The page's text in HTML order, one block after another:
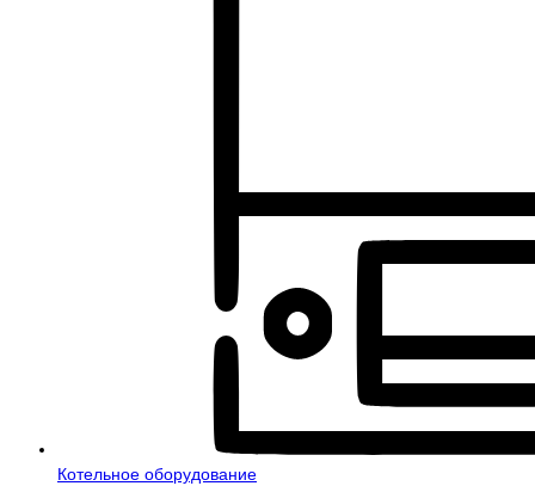
Котельное оборудование